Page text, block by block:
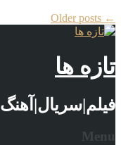
←
تازه ها
فیلم|سریال|آهنگ
Menu